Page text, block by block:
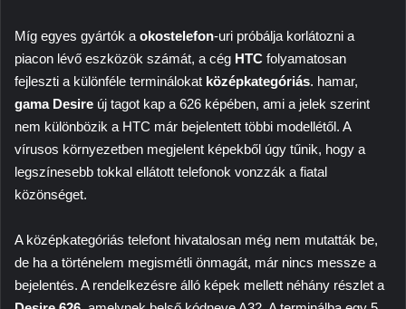
Míg egyes gyártók a okostelefon-uri próbálja korlátozni a
piacon lévő eszközök számát, a cég HTC folyamatosan
fejleszti a különféle terminálokat középkategóriás. hamar,
gama Desire új tagot kap a 626 képében, ami a jelek szerint
nem különbözik a HTC már bejelentett többi modellétől. A
vírusos környezetben megjelent képekből úgy tűnik, hogy a
legszínesebb tokkal ellátott telefonok vonzzák a fiatal
közönséget.
A középkategóriás telefont hivatalosan még nem mutatták be,
de ha a történelem megismétli önmagát, már nincs messze a
bejelentés. A rendelkezésre álló képek mellett néhány részlet a